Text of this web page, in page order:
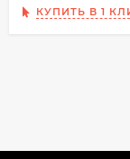
КУПИТЬ В 1